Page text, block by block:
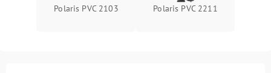
Polaris PVC 2103 Polaris PVC 2211